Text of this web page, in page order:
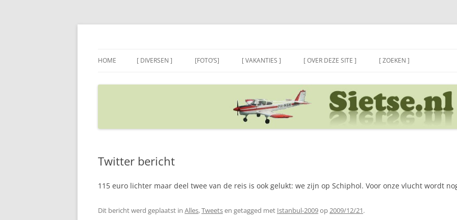
Ga
HOME [ DIVERSEN ] [FOTO’S] [ VAKANTIES ] [ OVER DEZE SITE ] [ ZOEKEN ]
Twitter bericht
115 euro lichter maar deel twee van de reis is ook gelukt: we zijn op Schiphol. Voor onze vlucht wordt
Dit bericht werd geplaatst in Alles,Tweetsen getagged met Istanbul-2009op2009/12/21.